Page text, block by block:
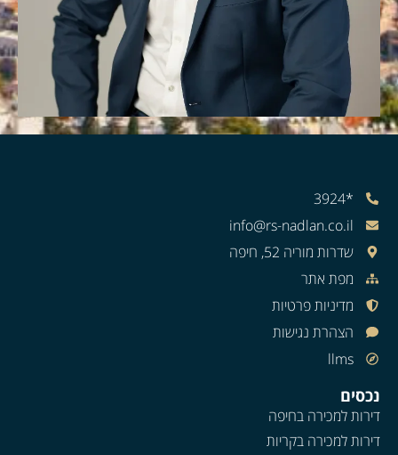
*3924
info@rs-nadlan.co.il
שדרות מוריה 52, חיפה
מפת אתר
מדיניות פרטיות
הצהרת נגישות
llms
נכסים
דירות למכירה בחיפה
דירות למכירה בקריות